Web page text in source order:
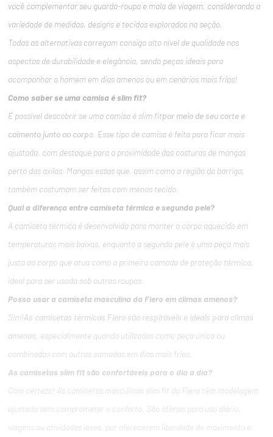
você complementar seu guarda-roupa e mala de viagem, considerando a
variedade de medidas, designs e tecidos explorados na seção.
Todas as alternativas carregam consigo alto nível de qualidade nos
aspectos de durabilidade e elegância, sendo peças ideais para
acompanhar o homem em dias amenos ou em cenários mais frios!
Como saber se uma camisa é slim fit?
É possível descobrir se uma camisa é slim fitpor meio de seu corte e
caimento junto ao corpo. Esse tipo de camisa é feita para ficar mais
ajustada, com destaque para a proximidade das costuras de mangas
perto das axilas. Mangas essas que, assim como a região da barriga,
também costumam ser feitas com menos tecido.
Qual a diferença entre camiseta térmica e segunda pele?
A camiseta térmica é desenvolvida para manter o corpo aquecido em
temperaturas mais baixas, enquanto a segunda pele é uma peça mais
justa ao corpo que atua como a primeira camada de proteção térmica,
ideal para ser usada sob outras roupas.
Posso usar a camiseta masculina da Fiero em climas amenos?
Sim!As camisetas térmicas Fiero são respiráveis e ideais para climas
amenos, especialmente quando utilizadas como peça única ou
combinadas com outras camadas em dias mais frios.
As camisetas slim fit são confortáveis para o dia a dia?
Com certeza! As camisetas masculinas slim fit da Fiero têm modelagem
ajustada sem comprometer o conforto. São ótimas para uso diário,
viagens ou atividades leves, por oferecerem liberdade de movimento e